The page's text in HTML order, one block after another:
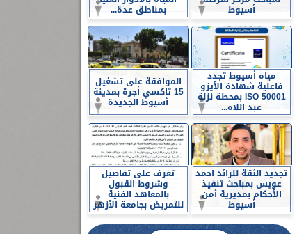
أسيوط بمناطق عدة...
مياه أسيوط تجدد
فاعلية شهادة الأيزو
ISO 50001 بمحطة نزلة
عبد اللاه...
الموافقة على تشغيل
15 تاكسي أجرة بمدينة
أسيوط الجديدة
تجديد الثقة للرائد احمد
عويس بمباحث تنفيذ
الأحكام بمديرية أمن
أسيوط
تعرف على تفاصيل
وشروط القبول
بالمعاهد الفنية
للتمريض بجامعة الأزهر